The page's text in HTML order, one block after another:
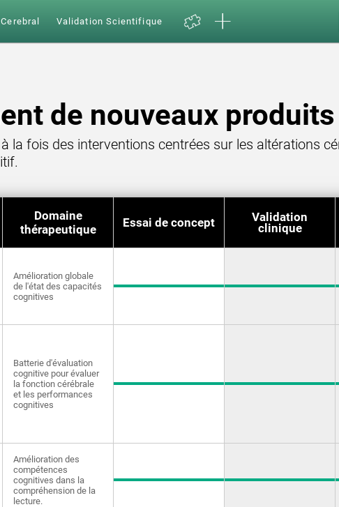
Validation Scientifique
de nouveaux produits
la fois des interventions centrées sur les altérations
Domaine
thérapeutique
Essai de concept
Validation
clinique
Amélioration globale
de l'état des capacités
cognitives
Batterie d'évaluation
cognitive pour évaluer
la fonction cérébrale
et les performances
cognitives
Amélioration des
compétences
cognitives dans la
compréhension de la
lecture.